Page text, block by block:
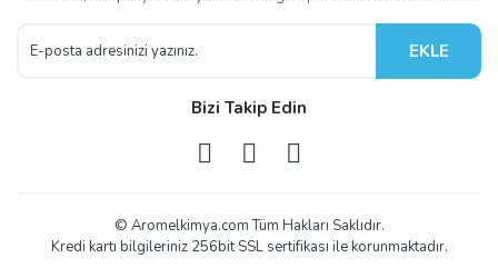
EKLE
Bizi Takip Edin
© Aromelkimya.com Tüm Hakları Saklıdır.
Kredi kartı bilgileriniz 256bit SSL sertifikası ile korunmaktadır.